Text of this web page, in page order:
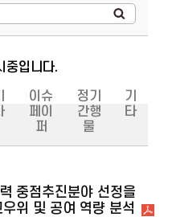
중입니다.
이슈
페이
퍼
정기
간행
물
기
타
중점추진분야 선정을
위 및 공여 역량 분석